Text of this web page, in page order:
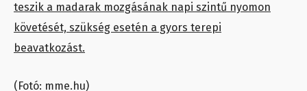
teszik a madarak mozgásának napi szintű nyomon
követését, szükség esetén a gyors terepi
beavatkozást.
(Fotó: mme.hu)